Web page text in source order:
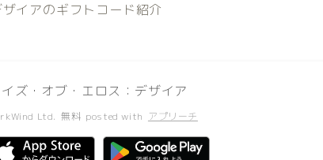
イアのギフトコード紹介
ズ・オブ・エロス：デザイア
Ltd. 無料 posted with アプリーチ